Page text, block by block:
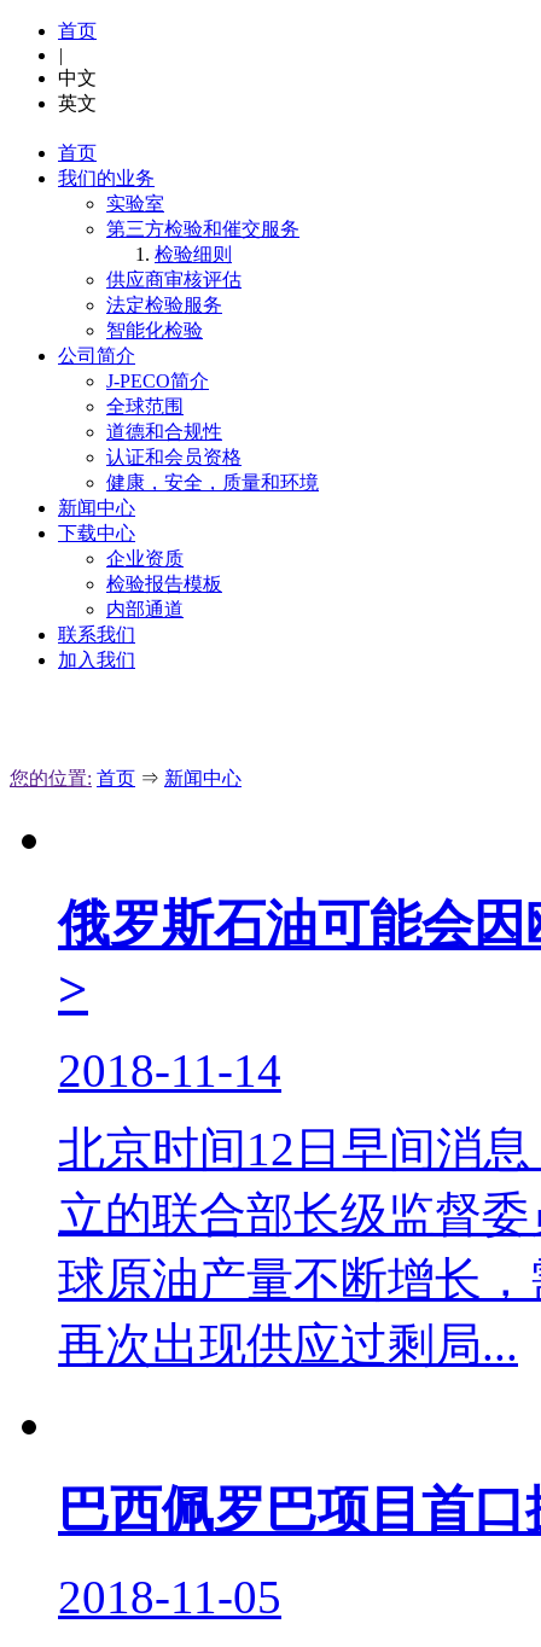
首页
|
中文
英文
首页
我们的业务
实验室
第三方检验和催交服务
检验细则
供应商审核评估
法定检验服务
智能化检验
公司简介
J-PECO简介
全球范围
道德和合规性
认证和会员资格
健康，安全，质量和环境
新闻中心
下载中心
企业资质
检验报告模板
内部通道
联系我们
加入我们
您的位置: 首页 ⇒ 新闻中心
俄罗斯石油可能会
>
2018-11-14
北京时间12日早间消
立的联合部长级监督
球原油产量不断增长
再次出现供应过剩局...
巴西佩罗巴项目首
2018-11-05